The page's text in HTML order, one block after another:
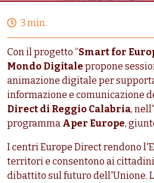
3 min.
Con il progetto “Smart for
Mondo Digitale propone
animazione digitale per
informazione e comunicazione
Direct di Reggio Calabria,
programma Aper Europe,
I centri Europe Direct rendono
territori e consentono ai
dibattito sul futuro dell'Unione.